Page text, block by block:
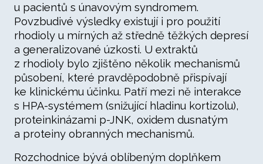
u pacientů s únavovým syndromem.
Povzbudivé výsledky existují i pro použití
rhodioly u mírných až středně těžkých depresí
a generalizované úzkosti. U extraktů
z rhodioly bylo zjištěno několik mechanismů
působení, které pravděpodobně přispívají
ke klinickému účinku. Patří mezi ně interakce
s HPA-systémem (snižující hladinu kortizolu),
proteinkinázami p-JNK, oxidem dusnatým
a proteiny obranných mechanismů.
Rozchodnice bývá oblíbeným doplňkem